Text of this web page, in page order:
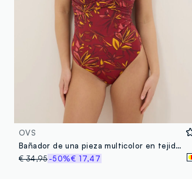
OVS
Bañador de una pieza multicolor en tejido elástico con estampado floral
€ 34,95-50%€ 17,47